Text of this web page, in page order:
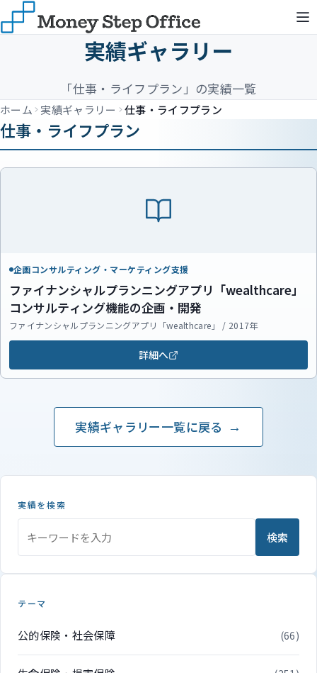
実績ギャラリー
「仕事・ライフプラン」の実績一覧
ホーム 実績ギャラリー 仕事・ライフプラン
仕事・ライフプラン
企画コンサルティング・マーケティング支援
ファイナンシャルプランニングアプリ「wealthcare」
コンサルティング機能の企画・開発
ファイナンシャルプランニングアプリ「wealthcare」 / 2017年
詳細へ
実績ギャラリー一覧に戻る
実績を検索
検索
テーマ
公的保険・社会保障 (66)